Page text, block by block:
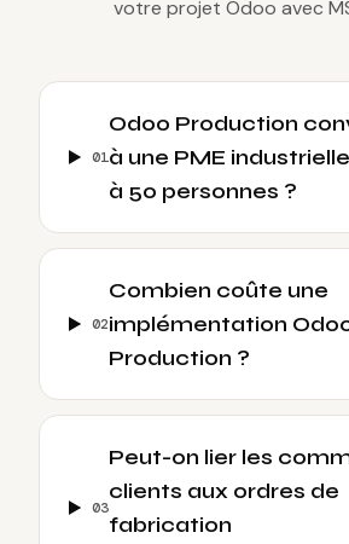
votre projet Odoo avec
01
Odoo Production
à une PME
à 50 personnes ?
02
Combien coûte une
implémentation
Production ?
03
Peut-on lier les
clients aux ordres de
fabrication